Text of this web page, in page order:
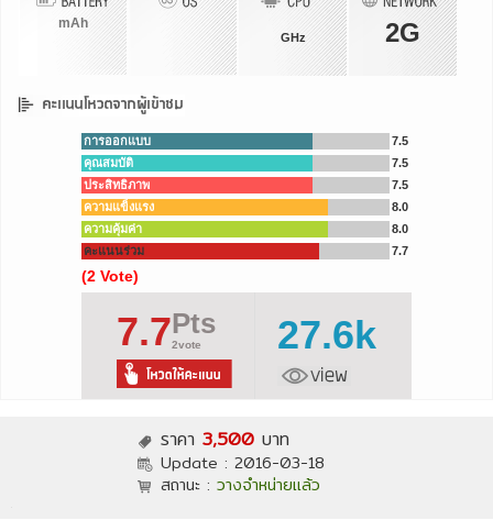
mAh
GHz 2G
การออกแบบ
7.5
คุณสมบัติ
7.5
ประสิทธิภาพ
7.5
ความแข็งแรง
8.0
ความคุ้มค่า
8.0
คะแนนร่วม
7.7
(2 Vote)
7.7Pts
2vote 27.6k
ราคา 3,500 บาท
Update : 2016-03-18
สถานะ : วางจำหน่ายแล้ว